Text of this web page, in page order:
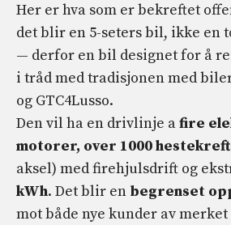
Her er hva som er bekreftet
det blir en 5-seters bil, ikke en
— derfor en bil designet for å
i tråd med tradisjonen med
og GTC4Lusso.
Den vil ha en drivlinje afire
motorer, over 1000
aksel) med firehjulsdrift og
kWh. Det blir en begrenset
mot både nye kunder av